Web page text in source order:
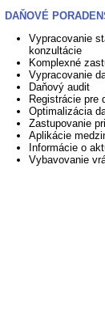
DAŇOVÉ
Vypracovanie
konzultácie
Komplexné
Vypracovanie
Daňový audit
Registrácie pre
Optimalizácia
Zastupovanie
Aplikácie
Informácie o
Vybavovanie